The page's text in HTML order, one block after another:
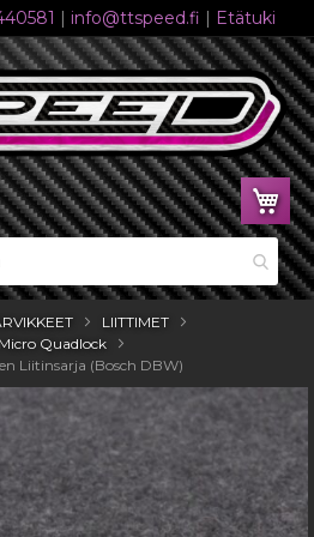
| info@ttspeed.fi | Etätuki
LIITTIMET
Quadlock
Liitinsarja (Bosch DBW)